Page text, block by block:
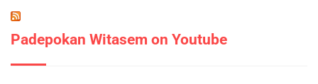
Padepokan Witasem on Youtube